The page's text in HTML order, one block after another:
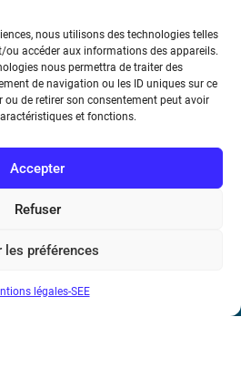
nous utilisons des technologies telles
ou accéder aux informations des appareils.
nous permettra de traiter des
de navigation ou les ID uniques sur ce
ou de retirer son consentement peut avoir
et fonctions.
Accepter
Refuser
les préférences
légales-SEE
d’André-
de Vente
Code APE : 9412Z TVA intra-
393 232